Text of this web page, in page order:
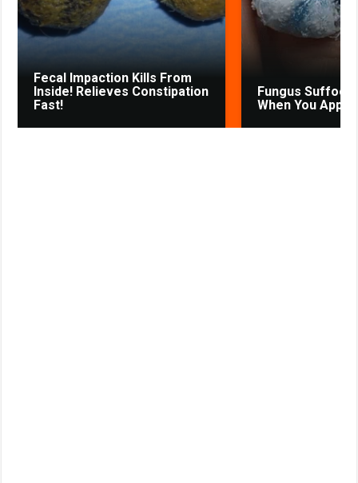
s
n
i
t
Fecal Impaction Kills From
Inside! Relieves Constipation
Fast!
Fungus
When You